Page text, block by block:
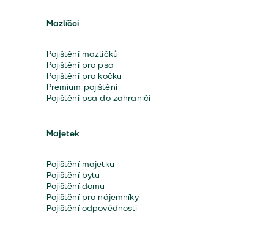
Mazlíčci
Pojištění mazlíčků
Pojištění pro psa
Pojištění pro kočku
Premium pojištění
Pojištění psa do zahraničí
Majetek
Pojištění majetku
Pojištění bytu
Pojištění domu
Pojištění pro nájemníky
Pojištění odpovědnosti